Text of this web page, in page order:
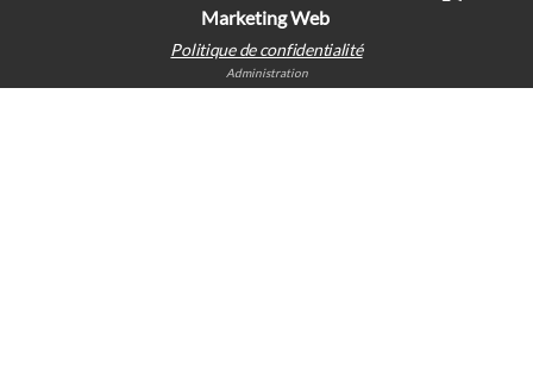
Marketing Web
Politique de confidentialité
Administration